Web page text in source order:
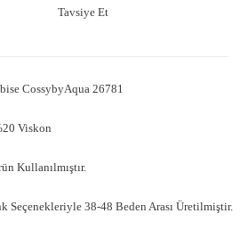
Tavsiye Et
CossybyAqua 26781
Viskon
Kullanılmıştır.
Seçenekleriyle 38-48 Beden Arası Üretilmiştir.